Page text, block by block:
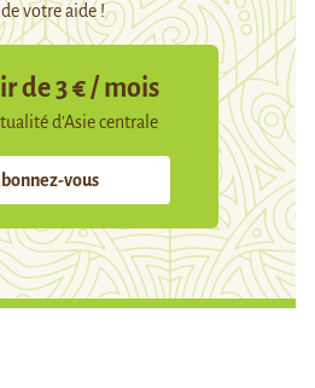
votre aide !
de 3 € / mois
d’Asie centrale
vous